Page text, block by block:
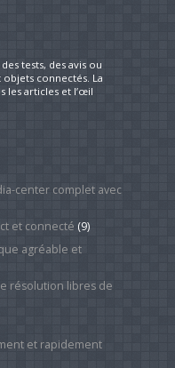
tests, des avis ou
connectés. La
les articles et l’œil
center complet avec
et connecté (9)
agréable et
résolution libres de
et rapidement